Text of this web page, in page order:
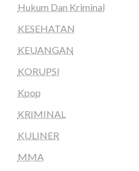
Hukum Dan Kriminal
KESEHATAN
KEUANGAN
KORUPSI
Kpop
KRIMINAL
KULINER
MMA